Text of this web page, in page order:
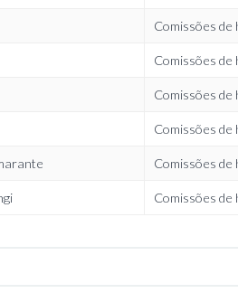
Comissões
Comissões
Comissões
Comissões
Comissões
Comissões